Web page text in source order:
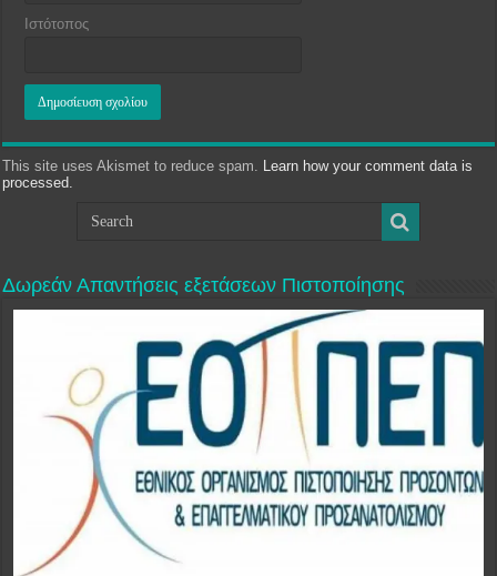
Ιστότοπος
This site uses Akismet to reduce spam. Learn how your comment data is
processed.
Δωρεάν Απαντήσεις εξετάσεων Πιστοποίησης